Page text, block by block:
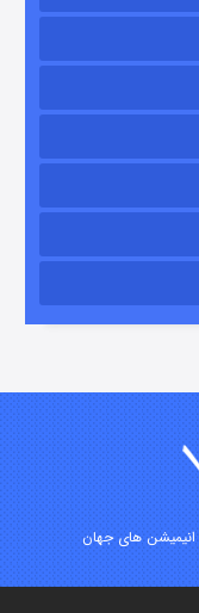
شد
انیمیشن های جهان